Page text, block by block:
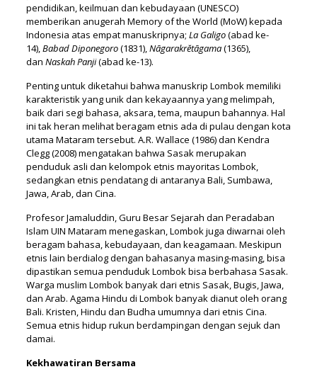
pendidikan, keilmuan dan kebudayaan (UNESCO)
memberikan anugerah Memory of the World (MoW) kepada
Indonesia atas empat manuskripnya; La Galigo(abad ke-
14),Babad Diponegoro(1831),Nāgarakrĕtāgama(1365),
dan Naskah Panji(abad ke-13).
Penting untuk diketahui bahwa manuskrip Lombok memiliki
karakteristik yang unik dan kekayaannya yang melimpah,
baik dari segi bahasa, aksara, tema, maupun bahannya. Hal
ini tak heran melihat beragam etnis ada di pulau dengan kota
utama Mataram tersebut. A.R. Wallace (1986) dan Kendra
Clegg (2008) mengatakan bahwa Sasak merupakan
penduduk asli dan kelompok etnis mayoritas Lombok,
sedangkan etnis pendatang di antaranya Bali, Sumbawa,
Jawa, Arab, dan Cina.
Profesor Jamaluddin, Guru Besar Sejarah dan Peradaban
Islam UIN Mataram menegaskan, Lombok juga diwarnai oleh
beragam bahasa, kebudayaan, dan keagamaan. Meskipun
etnis lain berdialog dengan bahasanya masing-masing, bisa
dipastikan semua penduduk Lombok bisa berbahasa Sasak.
Warga muslim Lombok banyak dari etnis Sasak, Bugis, Jawa,
dan Arab. Agama Hindu di Lombok banyak dianut oleh orang
Bali. Kristen, Hindu dan Budha umumnya dari etnis Cina.
Semua etnis hidup rukun berdampingan dengan sejuk dan
damai.
Kekhawatiran Bersama